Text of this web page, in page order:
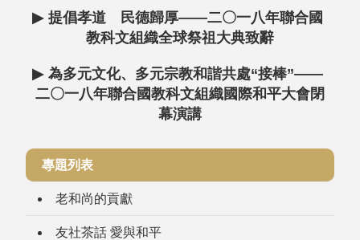
▶ 提倡孝道 民德歸厚——二〇一八年聯合國
教科文組織全球祭祖大典致辭
▶ 為多元文化、多元宗教和諧共處“接棒”——
二〇一八年聯合國教科文組織國際和平大會閉
幕演講
專題列表
老和尚的貢獻
友社茶話 愛與和平